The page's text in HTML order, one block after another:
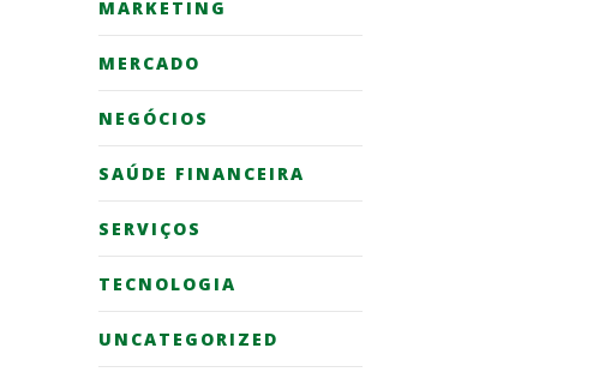
MARKETING
MERCADO
NEGÓCIOS
SAÚDE FINANCEIRA
SERVIÇOS
TECNOLOGIA
UNCATEGORIZED